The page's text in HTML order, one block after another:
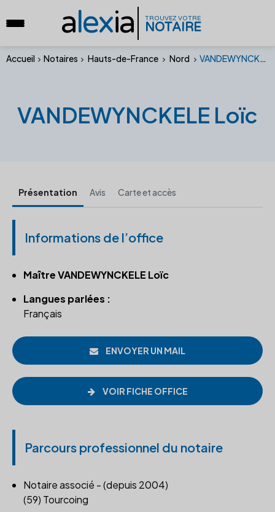
alexia TROUVEZ VOTRE
NOTAIRE
Accueil Notaires Hauts-de-France Nord VANDEWYNCKELE Loïc
VANDEWYNCKELE Loïc
Présentation Avis Carte et accès
Informations de l’office
Maître VANDEWYNCKELE Loïc
Langues parlées :
Français
ENVOYER UN MAIL
VOIR FICHE OFFICE
Parcours professionnel du notaire
Notaire associé - (depuis 2004)
(59) Tourcoing